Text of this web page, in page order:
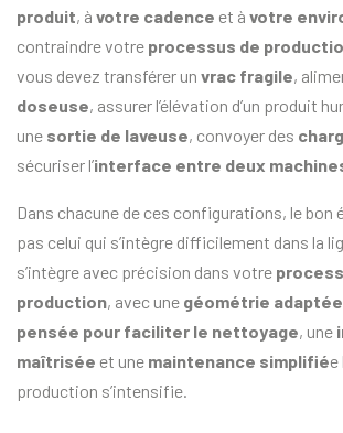
produit, à votre cadence et à votre
contraindre votre processus de
vous devez transférer un vrac fragile,
doseuse, assurer l’élévation d’un produit
une sortie de laveuse, convoyer des
sécuriser l’interface entre deux
Dans chacune de ces configurations, le bon
pas celui qui s’intègre difficilement dans la
s’intègre avec précision dans votre
production, avec une géométrie adaptée
pensée pour faciliter le nettoyage, une
maîtrisée et une maintenance simplifiée
production s’intensifie.